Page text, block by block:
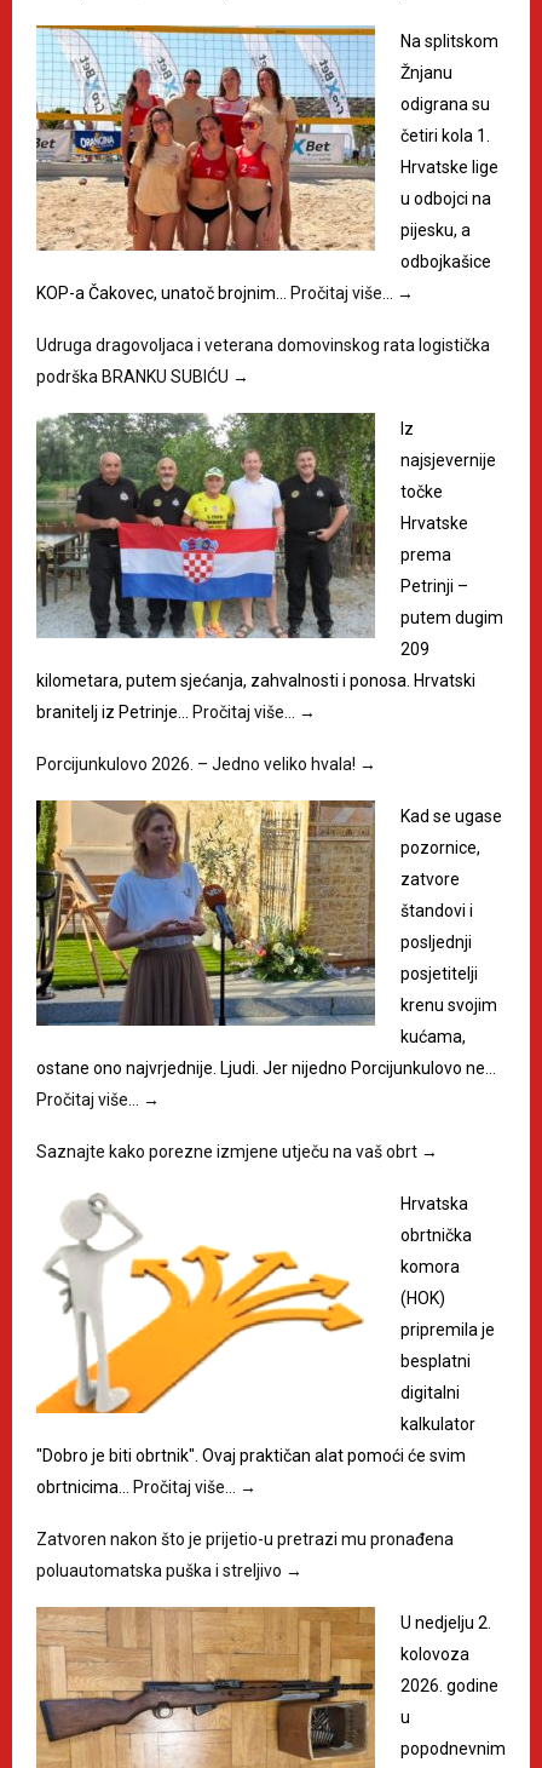
Na splitskom
Žnjanu
odigrana su
četiri kola 1.
Hrvatske lige
u odbojci na
pijesku, a
odbojkašice
KOP-a Čakovec, unatoč brojnim…
Pročitaj više… →
Udruga dragovoljaca i veterana domovinskog rata logistička
podrška BRANKU SUBIĆU →
Iz
najsjevernije
točke
Hrvatske
prema
Petrinji –
putem dugim
209
kilometara, putem sjećanja, zahvalnosti i ponosa. Hrvatski
branitelj iz Petrinje…
Pročitaj više… →
Porcijunkulovo 2026. – Jedno veliko hvala! →
Kad se ugase
pozornice,
zatvore
štandovi i
posljednji
posjetitelji
krenu svojim
kućama,
ostane ono najvrjednije. Ljudi. Jer nijedno Porcijunkulovo ne…
Pročitaj više…
→
Saznajte kako porezne izmjene utječu na vaš obrt →
Hrvatska
obrtnička
komora
(HOK)
pripremila je
besplatni
digitalni
kalkulator
"Dobro je biti obrtnik". Ovaj praktičan alat pomoći će svim
obrtnicima…
Pročitaj više… →
Zatvoren nakon što je prijetio-u pretrazi mu pronađena
poluautomatska puška i streljivo →
U nedjelju 2.
kolovoza
2026. godine
u
popodnevnim